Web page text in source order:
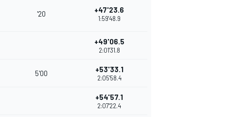
'20 +47'23.6
1:59'48.9
+49'06.5
2:01'31.8
5'00 +53'33.1
2:05'58.4
+54'57.1
2:07'22.4